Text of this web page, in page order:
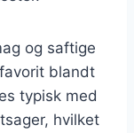
og saftige
blandt
typisk med
hvilket